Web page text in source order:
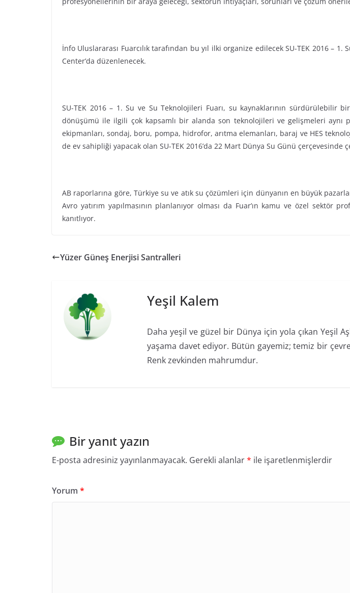
İnfo Uluslararası Fuarcılık tarafından bu yıl ilki organize edilecek SU-TEK 2016 – 1.
Center’da düzenlenecek.
SU-TEK 2016 – 1. Su ve Su Teknolojileri Fuarı, su kaynaklarının sürdürülebilir
dönüşümü ile ilgili çok kapsamlı bir alanda son teknolojileri ve gelişmeleri aynı
ekipmanları, sondaj, boru, pompa, hidrofor, arıtma elemanları, baraj ve HES
de ev sahipliği yapacak olan SU-TEK 2016’da 22 Mart Dünya Su Günü
AB raporlarına göre, Türkiye su ve atık su çözümleri için dünyanın en büyük
Avro yatırım yapılmasının planlanıyor olması da Fuar’ın kamu ve özel sektör
kanıtlıyor.
Yüzer Güneş Enerjisi Santralleri
Yeşil Kalem
Daha yeşil ve güzel bir Dünya için yola çıkan Yeşil
yaşama davet ediyor. Bütün gayemiz; temiz bir
Renk zevkinden mahrumdur.
Bir yanıt yazın
E-posta adresiniz yayınlanmayacak. Gerekli alanlar* ile işaretlenmişlerdir
Yorum *